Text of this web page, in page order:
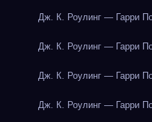
Дж. К. Роулинг — Гарри
Дж. К. Роулинг — Гарри
Дж. К. Роулинг — Гарри
Дж. К. Роулинг — Гарри